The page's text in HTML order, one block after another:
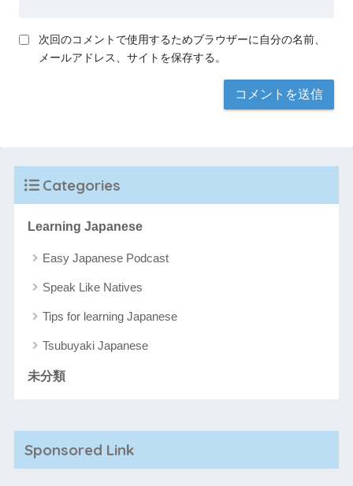
次回のコメントで使用するためブラウザーに自分の名前、
メールアドレス、サイトを保存する。
Categories
Learning Japanese
Easy Japanese Podcast
Speak Like Natives
Tips for learning Japanese
Tsubuyaki Japanese
未分類
Sponsored Link